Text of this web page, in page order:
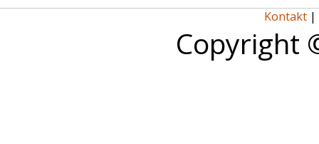
Kontakt |
Copyright